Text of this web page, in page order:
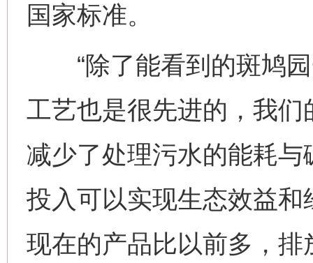
国家标准。
“除了能看到的斑鸠园
工艺也是很先进的，我
减少了处理污水的能耗与
投入可以实现生态效益和
现在的产品比以前多，